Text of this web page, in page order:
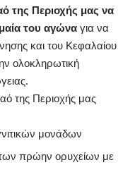
της Περιοχής μας να
του αγώνα για να
και του Κεφαλαίου
ολοκληρωτική
της Περιοχής μας
μονάδων
πρώην ορυχείων με